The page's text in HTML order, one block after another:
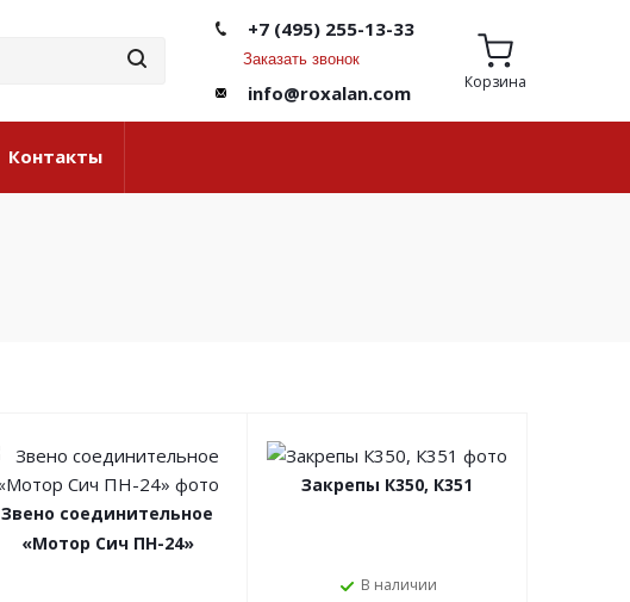
+7 (495) 255-13-33
Заказать звонок
info@roxalan.com Корзина
Контакты
Звено соединительное
«Мотор Сич ПН-24»
Закрепы К350, К351
В наличии